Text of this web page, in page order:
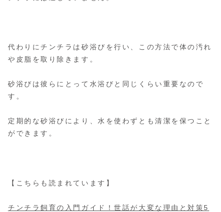
代わりにチンチラは砂浴びを行い、この方法で体の汚れ
や皮脂を取り除きます。
砂浴びは彼らにとって水浴びと同じくらい重要なので
す。
定期的な砂浴びにより、水を使わずとも清潔を保つこと
ができます。
【こちらも読まれています】
チンチラ飼育の入門ガイド！世話が大変な理由と対策5